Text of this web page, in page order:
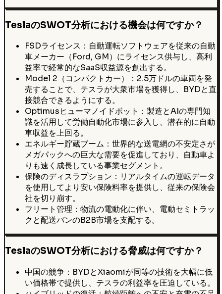
TeslaのSWOT分析における機会は何ですか？
FSDライセンス：自動運転ソフトウェアを従来の自動
車メーカー（Ford, GM）にライセンス供与し、高利
益率で経常的なSaaS収益源を創出する。
Model 2（コンパクトカー）：2.5万ドルの車両を発
売することで、テスラが大衆市場を獲得し、BYDと直
接競合できるようにする。
Optimusヒューマノイドボット：製造とAIの専門知
識を活用して労働自動化市場に参入し、潜在的に自動
車収益を上回る。
エネルギー貯蔵ブーム：世界的な送電網の不安定さが
メガパックへの巨大な需要を促進しており、自動車よ
りも速く成長している事業セグメント。
保険のディスラプション：リアルタイムの運転データ
を使用してより安い保険料率を提供し、従来の保険会
社を切り崩す。
フリート管理：物流の電動化に伴い、電動セミトラッ
クと配送バンのB2B市場を支配する。
TeslaのSWOT分析における脅威は何ですか？
中国の競争：BYDとXiaomiが同等の技術を大幅に低
い価格帯で提供し、テスラの利益率を圧迫している。